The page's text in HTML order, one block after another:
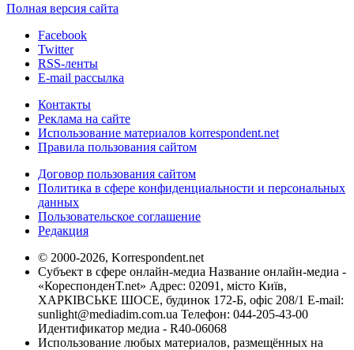
Полная версия сайта
Facebook
Twitter
RSS-ленты
E-mail рассылка
Контакты
Реклама на сайте
Использование материалов korrespondent.net
Правила пользования сайтом
Договор пользования сайтом
Политика в сфере конфиденциальности и персональных
данных
Пользовательское соглашение
Редакция
© 2000-2026, Korrespondent.net
Субъект в сфере онлайн-медиа Название онлайн-медиа -
«КореспонденТ.net» Адрес: 02091, місто Київ,
ХАРКІВСЬКЕ ШОСЕ, будинок 172-Б, офіс 208/1 E-mail:
sunlight@mediadim.com.ua Телефон: 044-205-43-00
Идентификатор медиа - R40-06068
Использование любых материалов, размещённых на